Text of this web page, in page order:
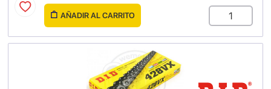
AÑADIR AL CARRITO